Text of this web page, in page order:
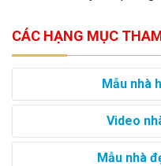
CÁC HẠNG MỤC
Mẫu nhà
Video
Mẫu nhà